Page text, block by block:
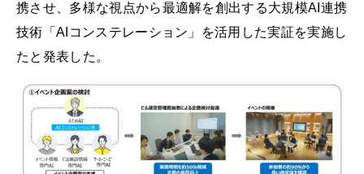
携させ、多様な視点から最適解を創出する大規模AI連携
技術「AIコンステレーション」を活用した実証を実施し
たと発表した。